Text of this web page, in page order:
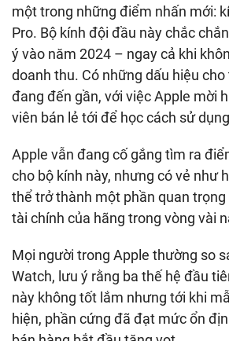
một trong những điểm nhấn mới:
Pro. Bộ kính đội đầu này chắc
ý vào năm 2024 – ngay cả khi
doanh thu. Có những dấu hiệu
đang đến gần, với việc Apple mời
viên bán lẻ tới để học cách sử
Apple vẫn đang cố gắng tìm ra
cho bộ kính này, nhưng có vẻ như
thể trở thành một phần quan
tài chính của hãng trong vòng vài
Mọi người trong Apple thường so
Watch, lưu ý rằng ba thế hệ đầu
này không tốt lắm nhưng tới khi
hiện, phần cứng đã đạt mức ổn